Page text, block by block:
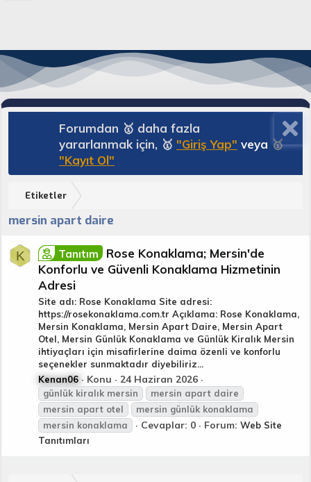
Forumdan 🥇 daha fazla
yararlanmak için, 🥇 "Giriş Yap" veya 🥇
"Kayıt Ol"
Etiketler
mersin apart daire
K Tanıtım
Rose Konaklama; Mersin'de
Konforlu ve Güvenli Konaklama Hizmetinin
Adresi
Site adı: Rose Konaklama Site adresi:
https://rosekonaklama.com.tr Açıklama: Rose Konaklama,
Mersin Konaklama, Mersin Apart Daire, Mersin Apart
Otel, Mersin Günlük Konaklama ve Günlük Kiralık Mersin
ihtiyaçları için misafirlerine daima özenli ve konforlu
seçenekler sunmaktadır diyebiliriz...
Kenan06
Konu 24 Haziran 2026
günlük kiralık mersin mersin apart daire
mersin apart otel mersin günlük konaklama
mersin konaklama Cevaplar: 0 Forum: Web Site
Tanıtımları